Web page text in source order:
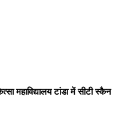
महाविद्यालय टांडा में सीटी स्कैन